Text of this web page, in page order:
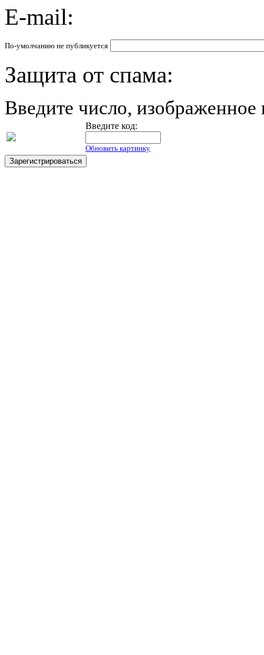
E-mail:
По-умолчанию не публикуется
Защита от спама:
Введите число, изображенное
Введите код:
Обновить картинку